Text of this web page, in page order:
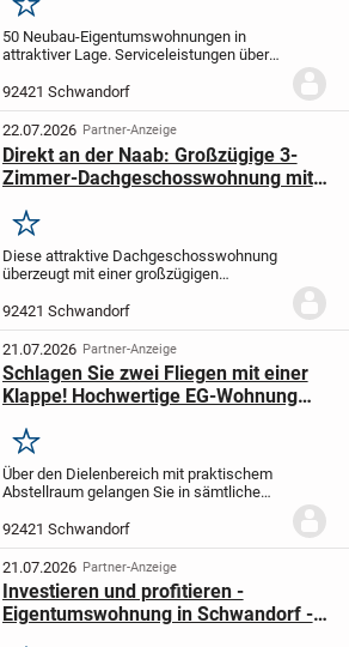
Merken
50 Neubau-Eigentumswohnungen in
attraktiver Lage. Serviceleistungen über
Schwandorf. Balkone oder Terrassen
TiefgaragePREISBEISPIEL: 2-Zimmer-
Wohnung mit...
92421 Schwandorf
22.07.2026 Partner-Anzeige
Direkt an der Naab: Großzügige 3-
Zimmer-Dachgeschosswohnung mit
Merken
Diese attraktive Dachgeschosswohnung
überzeugt mit einer großzügigen
durchdachten Grundriss.
umfasst drei helle Zimmer, eine Küche
inklusive Einbauküche...
92421 Schwandorf
21.07.2026 Partner-Anzeige
Schlagen Sie zwei Fliegen mit einer
Klappe! Hochwertige EG-Wohnung
Merken
Über den Dielenbereich mit praktischem
Abstellraum gelangen Sie in sämtliche
großzügige Schlafzimmer mit Eckfenster
sowie das edel und modern gestaltete
Tageslichtb...
92421 Schwandorf
21.07.2026 Partner-Anzeige
Investieren und profitieren -
Eigentumswohnung in Schwandorf -